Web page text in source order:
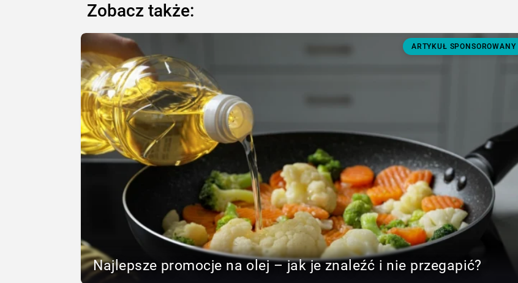
Zobacz także:
ARTYKUŁ SPONSOROWANY
Najlepsze promocje na olej – jak je znaleźć i nie przegapić?